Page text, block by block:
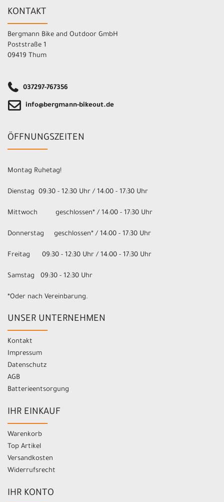
KONTAKT
Bergmann Bike and Outdoor GmbH
Poststraße 1
09419 Thum
037297-767356
info@bergmann-bikeout.de
ÖFFNUNGSZEITEN
Montag Ruhetag!
Dienstag 09:30 - 12:30 Uhr / 14:00 - 17:30 Uhr
Mittwoch geschlossen* / 14:00 - 17:30 Uhr
Donnerstag geschlossen* / 14:00 - 17:30 Uhr
Freitag 09:30 - 12:30 Uhr / 14:00 - 17:30 Uhr
Samstag 09:30 - 12:30 Uhr
*Oder nach Vereinbarung.
UNSER UNTERNEHMEN
Kontakt
Impressum
Datenschutz
AGB
Batterieentsorgung
IHR EINKAUF
Warenkorb
Top Artikel
Versandkosten
Widerrufsrecht
IHR KONTO